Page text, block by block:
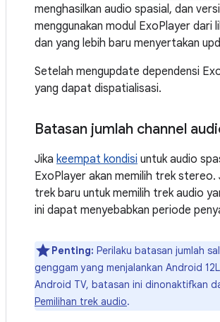
menghasilkan audio spasial, dan
menggunakan modul ExoPlayer dari
dan yang lebih baru menyertakan
Setelah mengupdate dependensi
yang dapat dispatialisasi.
Batasan jumlah channel
Jika keempat kondisi untuk audio
ExoPlayer akan memilih trek
trek baru untuk memilih trek audio
ini dapat menyebabkan periode
Penting: Perilaku batasan jumlah
genggam yang menjalankan Android
Android TV, batasan ini dinonaktifkan
Pemilihan trek audio.